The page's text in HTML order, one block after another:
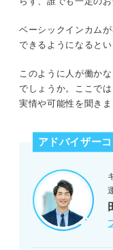
ベーシックインカム
できるようになるとい
このように人が働か
でしょうか。ここで
実情や可能性を聞きま
アドバイザー